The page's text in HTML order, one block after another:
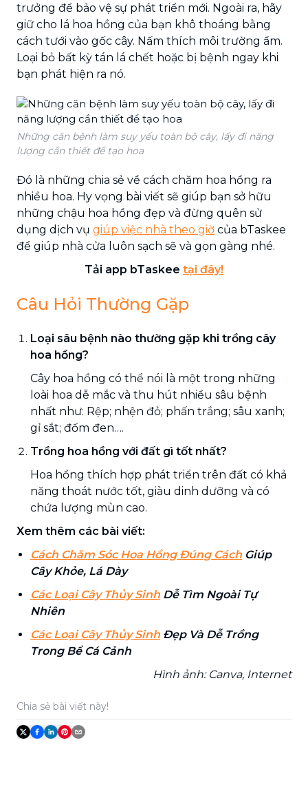
trưởng để bảo vệ sự phát triển mới. Ngoài ra, hãy
giữ cho lá hoa hồng của bạn khô thoáng bằng
cách tưới vào gốc cây. Nấm thích môi trường ẩm.
Loại bỏ bất kỳ tán lá chết hoặc bị bệnh ngay khi
bạn phát hiện ra nó.
Những căn bệnh làm suy yếu toàn bộ cây, lấy đi năng
lượng cần thiết để tạo hoa
Đó là những chia sẻ về cách chăm hoa hồng ra
nhiều hoa. Hy vọng bài viết sẽ giúp bạn sở hữu
những chậu hoa hồng đẹp và đừng quên sử
dụng dịch vụ giúp việc nhà theo giờ của bTaskee
để giúp nhà cửa luôn sạch sẽ và gọn gàng nhé.
Tải app bTaskee tại đây!
Câu Hỏi Thường Gặp
Loại sâu bệnh nào thường gặp khi trồng cây
hoa hồng?
Cây hoa hồng có thể nói là một trong những
loài hoa dễ mắc và thu hút nhiều sâu bệnh
nhất như: Rệp; nhện đỏ; phấn trắng; sâu xanh;
gỉ sắt; đốm đen….
Trồng hoa hồng với đất gì tốt nhất?
Hoa hồng thích hợp phát triển trên đất có khả
năng thoát nước tốt, giàu dinh dưỡng và có
chứa lượng mùn cao.
Xem thêm các bài viết:
Cách Chăm Sóc Hoa Hồng Đúng Cách Giúp
Cây Khỏe, Lá Dày
Các Loại Cây Thủy Sinh Dễ Tìm Ngoài Tự
Nhiên
Các Loại Cây Thủy Sinh Đẹp Và Dễ Trồng
Trong Bể Cá Cảnh
Hình ảnh: Canva, Internet
Chia sẻ bài viết này!